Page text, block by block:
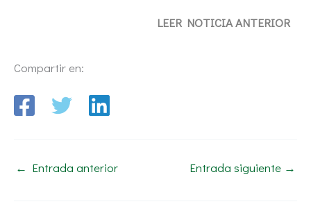
LEER NOTICIA ANTERIOR
Compartir en:
← Entrada anterior Entrada siguiente →